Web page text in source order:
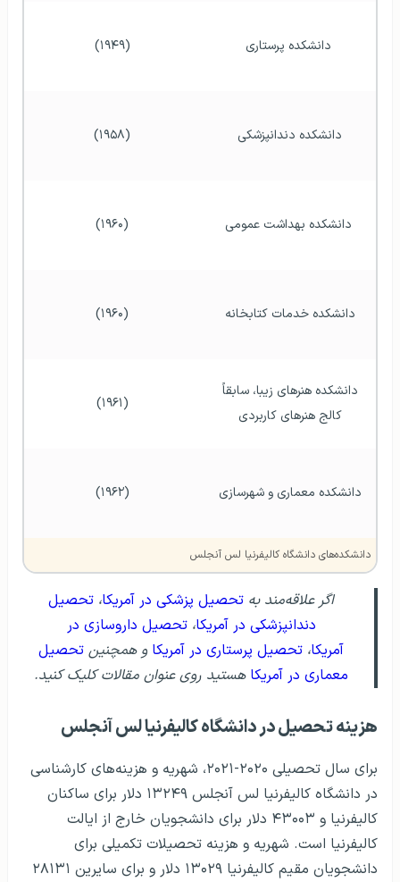
دانشکده پرستاری
دانشکده دندانپزشکی (۱۹۵۸)
دانشکده بهداشت عمومی (۱۹۶۰)
دانشکده خدمات کتابخانه (۱۹۶۰)
کالج هنرهای کاربردی
(۱۹۶۱)
دانشکده معماری و شهرسازی (۱۹۶۲)
دانشکده‌‌های دانشگاه کالیفرنیا لس آنجلس
اگر علاقه‌مند به تحصیل پزشکی در آمریکا، تحصیل
دندانپزشکی در آمریکا،تحصیل داروسازی در
آمریکا، تحصیل پرستاری در آمریکا و همچنین تحصیل
معماری در آمریکا هستید روی عنوان مقالات کلیک کنید.
هزینه تحصیل در دانشگاه کالیفرنیا لس آنجلس
برای سال تحصیلی ۲۰۲۰-۲۰۲۱، شهریه و هزینه‌های کارشناسی
در دانشگاه کالیفرنیا لس آنجلس ۱۳۲۴۹ دلار برای ساکنان
کالیفرنیا و ۴۳۰۰۳ دلار برای دانشجویان خارج از ایالت
کالیفرنیا است. شهریه و هزینه تحصیلات تکمیلی برای
دانشجویان مقیم کالیفرنیا ۱۳۰۲۹ دلار و برای سایرین ۲۸۱۳۱